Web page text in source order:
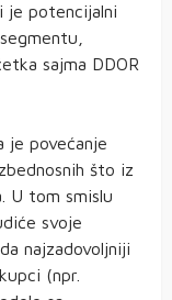
je potencijalni
sajma DDOR
je povećanje
što iz
U tom smislu
svoje
najzadovoljniji
(npr.